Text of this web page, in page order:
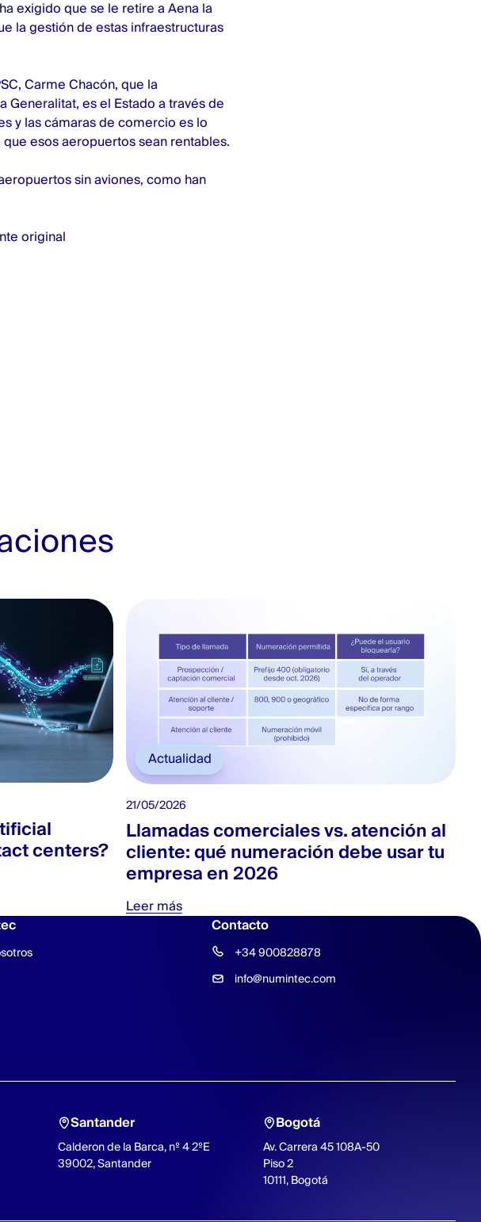
exigido que se le retire a Aena la
la gestión de estas infraestructuras
Carme Chacón, que la
Generalitat, es el Estado a través de
y las cámaras de comercio es lo
esos aeropuertos sean rentables.
sin aviones, como han
original
centers?
Actualidad
21/05/2026
Llamadas comerciales vs. atención al
cliente: qué numeración debe usar tu
empresa en 2026
Leer más
Contacto
+34 900828878
info@numintec.com
Santander
Calderon de la Barca, nº 4 2ºE
39002, Santander
Bogotá
Av. Carrera 45 108A-50
Piso 2
10111, Bogotá